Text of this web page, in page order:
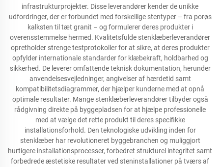
infrastrukturprojekter. Disse leverandører kender de unikke
udfordringer, der er forbundet med forskellige stentyper – fra porøs
kalksten til tæt granit – og formulerer deres produkter i
overensstemmelse hermed. Kvalitetsfulde stenklæberleverandører
opretholder strenge testprotokoller for at sikre, at deres produkter
opfylder internationale standarder for klæbekraft, holdbarhed og
sikkerhed. De leverer omfattende teknisk dokumentation, herunder
anvendelsesvejledninger, angivelser af hærdetid samt
kompatibilitetsdiagrammer, der hjælper kunderne med at opnå
optimale resultater. Mange stenklæberleverandører tilbyder også
rådgivning direkte på byggepladsen for at hjælpe professionelle
med at vælge det rette produkt til deres specifikke
installationsforhold. Den teknologiske udvikling inden for
stenklæber har revolutioneret byggebranchen og muliggjort
hurtigere installationsprocesser, forbedret strukturel integritet samt
forbedrede æstetiske resultater ved steninstallationer på tværs af